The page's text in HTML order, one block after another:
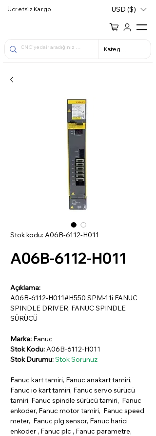
Ücretsiz Kargo USD ($)
Stok kodu: A06B-6112-H011
A06B-6112-H011
Açıklama:
A06B-6112-H011#H550 SPM-11i FANUC
SPINDLE DRIVER, FANUC SPINDLE
SÜRÜCÜ
Marka: Fanuc
Stok Kodu:A06B-6112-H011
Stok Durumu:Stok Sorunuz
Fanuc kart tamiri, Fanuc anakart tamiri,
Fanuc io kart tamiri, Fanuc servo sürücü
tamiri, Fanuc spindle sürücü tamiri, Fanuc
enkoder, Fanuc motor tamiri, Fanuc speed
meter, Fanuc plg sensor, Fanuc harici
enkoder , Fanuc plc , Fanuc parametre,